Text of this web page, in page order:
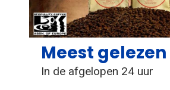
Meest gelezen
In de afgelopen 24 uur